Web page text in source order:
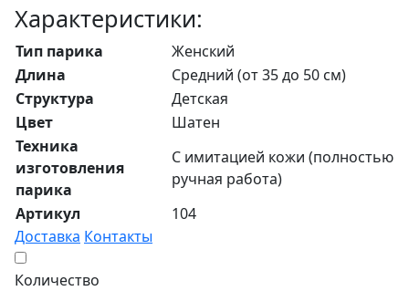
Характеристики:
Тип парика
Женский
Длина
Средний (от 35 до 50 см)
Структура
Детская
Цвет
Шатен
Техника
изготовления
парика
С имитацией кожи (полностью
ручная работа)
Артикул
104
Доставка Контакты
Количество